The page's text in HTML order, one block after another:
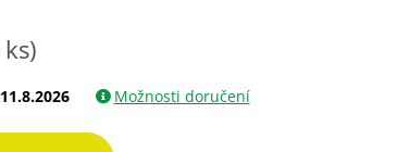
11.8.2026 Možnosti doručení